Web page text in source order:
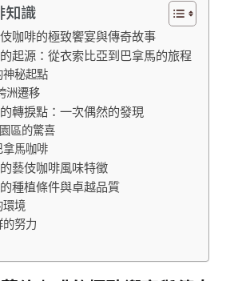
識
咖啡的極致饗宴與傳奇故事
起源：從衣索比亞到巴拿馬的旅程
神秘起點
洲遷移
轉捩點：一次偶然的發現
區的驚喜
拿馬咖啡
藝伎咖啡風味特徵
種植條件與卓越品質
環境
努力